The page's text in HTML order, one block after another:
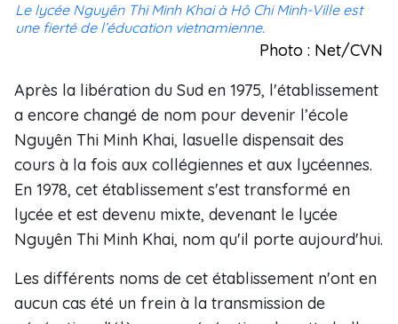
Le lycée Nguyên Thi Minh Khai à Hô Chi Minh-Ville est
une fierté de l’éducation vietnamienne.
Photo : Net/CVN
Après la libération du Sud en 1975, l'établissement
a encore changé de nom pour devenir l’école
Nguyên Thi Minh Khai, lasuelle dispensait des
cours à la fois aux collégiennes et aux lycéennes.
En 1978, cet établissement s'est transformé en
lycée et est devenu mixte, devenant le lycée
Nguyên Thi Minh Khai, nom qu'il porte aujourd'hui.
Les différents noms de cet établissement n'ont en
aucun cas été un frein à la transmission de